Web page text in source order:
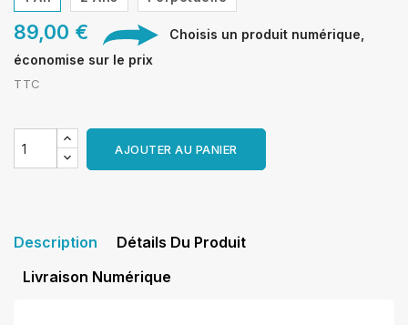
89,00 €
Choisis un produit numérique,
économise sur le prix
TTC
AJOUTER AU PANIER
Description
Détails Du Produit
Livraison Numérique